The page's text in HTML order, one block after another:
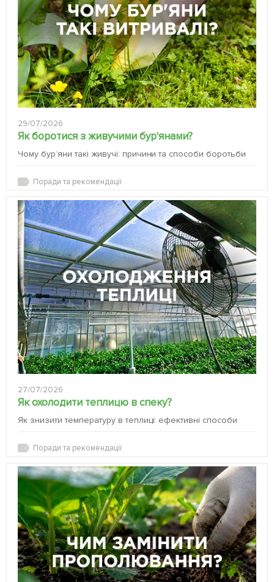
29/07/2026
Як боротися з живучими бур'янами?
Чому бур’яни такі живучі: причини та способи боротьби
Поради та рекомендації
27/07/2026
Як охолодити теплицю в спеку?
Як знизити температуру в теплиці: ефективні способи
Поради та рекомендації